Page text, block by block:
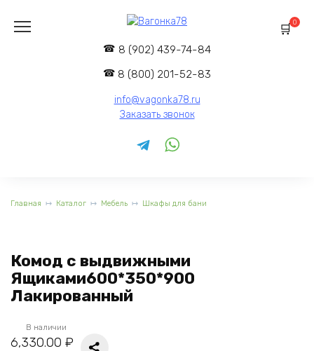
содержанию
8 (902) 439-74-84
8 (800) 201-52-83
info@vagonka78.ru
Заказать звонок
0
Главная Каталог Мебель Шкафы для бани
Комод с выдвижными
Ящиками600*350*900
Лакированный
В наличии
6,330.00 ₽